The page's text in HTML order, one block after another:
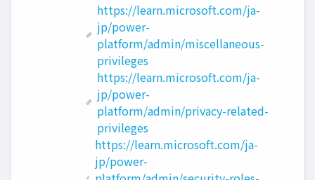
https://learn.microsoft.com/ja-
jp/power-
platform/admin/miscellaneous-
privileges
https://learn.microsoft.com/ja-
jp/power-
platform/admin/privacy-related-
privileges
https://learn.microsoft.com/ja-
jp/power-